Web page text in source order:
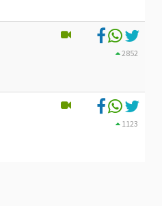
2852
1123